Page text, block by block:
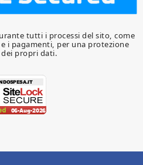
tutti i processi del sito, come
i pagamenti, per una protezione
dei propri dati.